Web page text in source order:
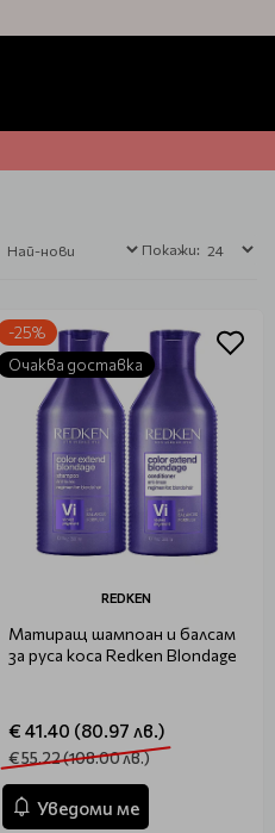
Покажи:
-25%
Очаква доставка
REDKEN
Матиращ шампоан и балсам
за руса коса Redken Blondage
€ 41.40 (80.97 лв.)
€ 55.22 (108.00 лв.)
Уведоми ме